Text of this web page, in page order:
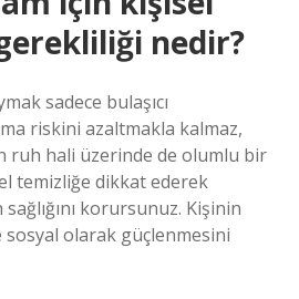
nedir?
sadece bulaşıcı
riskini azaltmakla kalmaz,
ruh hali üzerinde de olumlu bir
temizliğe dikkat ederek
sağlığını korursunuz. Kişinin
sosyal olarak güçlenmesini